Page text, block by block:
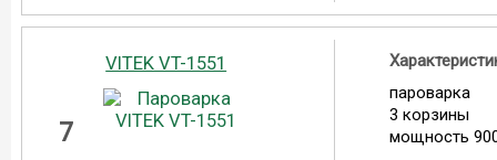
7
VITEK VT-1551
пароварка
3 корзины
мощность